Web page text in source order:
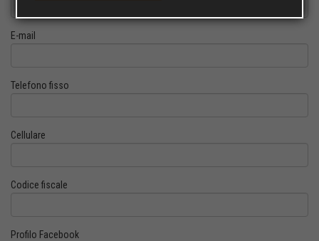
E-mail
Telefono fisso
Cellulare
Codice fiscale
Profilo Facebook